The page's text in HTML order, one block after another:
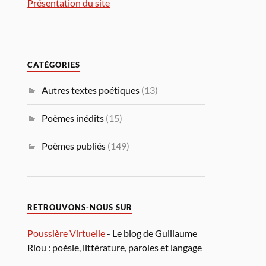
Présentation du site
CATÉGORIES
Autres textes poétiques (13)
Poèmes inédits (15)
Poèmes publiés (149)
RETROUVONS-NOUS SUR
Poussière Virtuelle- Le blog de Guillaume
Riou : poésie, littérature, paroles et langage